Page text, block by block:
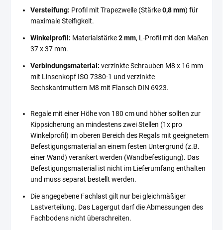
Versteifung: Profil mit Trapezwelle (Stärke0,8 mm) für
maximale Steifigkeit.
Winkelprofil: Materialstärke2 mm, L-Profil mit den Maßen
37 x 37 mm.
Verbindungsmaterial: verzinkte Schrauben M8 x 16 mm
mit Linsenkopf ISO 7380-1 und verzinkte
Sechskantmuttern M8 mit Flansch DIN 6923.
Regale mit einer Höhe von 180 cm und höher sollten zur
Kippsicherung an mindestens zwei Stellen (1x pro
Winkelprofil) im oberen Bereich des Regals mit geeignetem
Befestigungsmaterial an einem festen Untergrund (z.B.
einer Wand) verankert werden (Wandbefestigung). Das
Befestigungsmaterial ist nicht im Lieferumfang enthalten
und muss separat bestellt werden.
Die angegebene Fachlast gilt nur bei gleichmäßiger
Lastverteilung. Das Lagergut darf die Abmessungen des
Fachbodens nicht überschreiten.